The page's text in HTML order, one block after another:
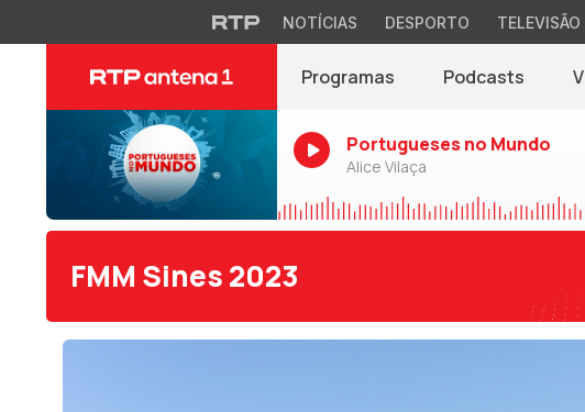
NOTÍCIAS DESPORTO TELEVISÃO
Programas Podcasts
Portugueses no Mundo
Alice Vilaça
FMM Sines 2023